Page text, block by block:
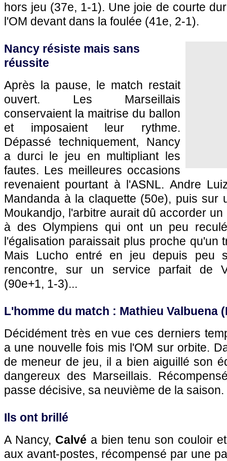
hors jeu (37e, 1-1). Une joie de courte
l'OM devant dans la foulée (41e, 2-1).
Nancy résiste mais sans
réussite
Après la pause, le match restait
ouvert. Les Marseillais
conservaient la maitrise du ballon
et imposaient leur rythme.
Dépassé techniquement, Nancy
a durci le jeu en multipliant les
fautes. Les meilleures occasions
revenaient pourtant à l'ASNL. Andre
Mandanda à la claquette (50e), puis sur
Moukandjo, l'arbitre aurait dû accorder
à des Olympiens qui ont un peu
l'égalisation paraissait plus proche qu'un
Mais Lucho entré en jeu depuis peu
rencontre, sur un service parfait de
(90e+1, 1-3)...
L'homme du match : Mathieu Valbuena (
Décidément très en vue ces derniers
a une nouvelle fois mis l'OM sur orbite.
de meneur de jeu, il a bien aiguillé son
dangereux des Marseillais.
passe décisive, sa neuvième de la saison.
Ils ont brillé
A Nancy, Calvé a bien tenu son couloir
aux avant-postes, récompensé par une